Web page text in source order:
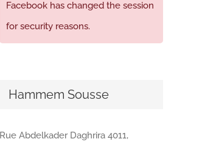
Facebook has changed the session
for security reasons.
Hammem Sousse
Rue Abdelkader Daghrira 4011,